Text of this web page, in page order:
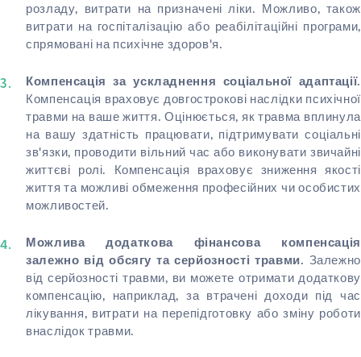
розладу, витрати на призначені ліки. Можливо, також
витрати на госпіталізацію або реабілітаційні програми,
спрямовані на психічне здоров'я.
Компенсація за ускладнення соціальної адаптації.
Компенсація враховує довгострокові наслідки психічної
травми на ваше життя. Оцінюється, як травма вплинула
на вашу здатність працювати, підтримувати соціальні
зв'язки, проводити вільний час або виконувати звичайні
життєві ролі. Компенсація враховує зниження якості
життя та можливі обмеження професійних чи особистих
можливостей.
Можлива додаткова фінансова компенсація
залежно від обсягу та серйозності травми. Залежно
від серйозності травми, ви можете отримати додаткову
компенсацію, наприклад, за втрачені доходи під час
лікування, витрати на перепідготовку або зміну роботи
внаслідок травми.